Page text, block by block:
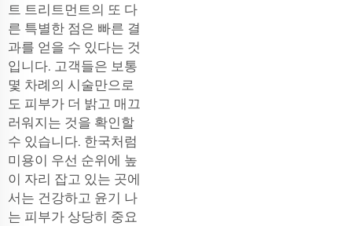
트 트리트먼트의 또 다
른 특별한 점은 빠른 결
과를 얻을 수 있다는 것
입니다. 고객들은 보통
몇 차례의 시술만으로
도 피부가 더 밝고 매끄
러워지는 것을 확인할
수 있습니다. 한국처럼
미용이 우선 순위에 높
이 자리 잡고 있는 곳에
서는 건강하고 윤기 나
는 피부가 상당히 중요